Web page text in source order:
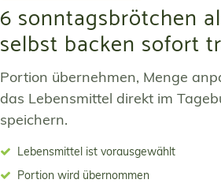
6 sonntagsbrötchen
selbst backen sofort
Portion übernehmen, Menge
das Lebensmittel direkt im
speichern.
Lebensmittel ist vorausgewählt
Portion wird übernommen